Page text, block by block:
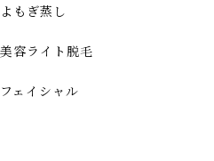
よもぎ蒸し
美容ライト脱毛
フェイシャル